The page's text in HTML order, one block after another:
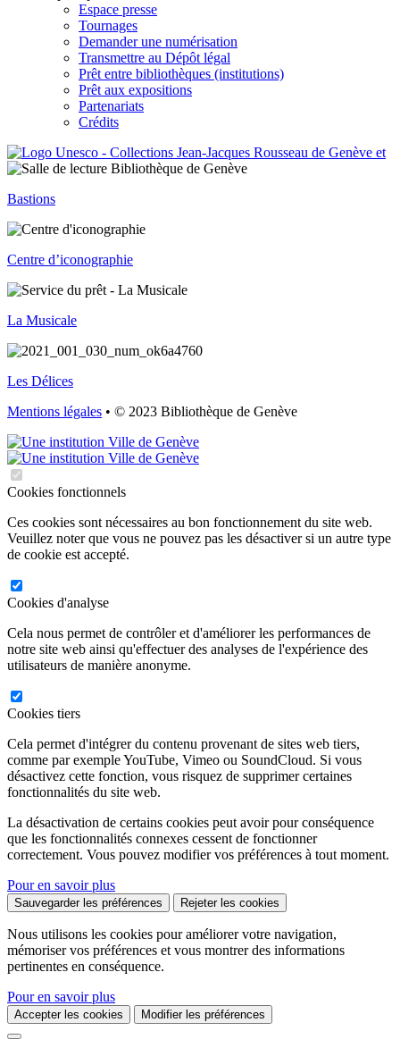
Espace presse
Tournages
Demander une numérisation
Transmettre au Dépôt légal
Prêt entre bibliothèques (institutions)
Prêt aux expositions
Partenariats
Crédits
Bastions
Centre d’iconographie
La Musicale
Les Délices
Mentions légales • © 2023 Bibliothèque de Genève
Cookies fonctionnels
Ces cookies sont nécessaires au bon fonctionnement du site web.
Veuillez noter que vous ne pouvez pas les désactiver si un autre type
de cookie est accepté.
Cookies d'analyse
Cela nous permet de contrôler et d'améliorer les performances de
notre site web ainsi qu'effectuer des analyses de l'expérience des
utilisateurs de manière anonyme.
Cookies tiers
Cela permet d'intégrer du contenu provenant de sites web tiers,
comme par exemple YouTube, Vimeo ou SoundCloud. Si vous
désactivez cette fonction, vous risquez de supprimer certaines
fonctionnalités du site web.
La désactivation de certains cookies peut avoir pour conséquence
que les fonctionnalités connexes cessent de fonctionner
correctement. Vous pouvez modifier vos préférences à tout moment.
Pour en savoir plus
Sauvegarder les préférences Rejeter les cookies
Nous utilisons les cookies pour améliorer votre navigation,
mémoriser vos préférences et vous montrer des informations
pertinentes en conséquence.
Pour en savoir plus
Accepter les cookies Modifier les préférences